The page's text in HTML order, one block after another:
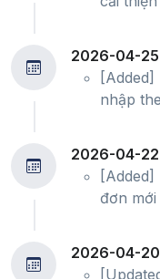
2026-04-25
nhập
2026-04-22
đơn mới
2026-04-20